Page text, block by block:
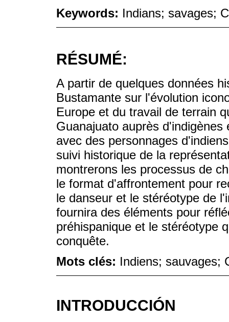
Keywords: Indians; savages;
RÉSUMÉ:
A partir de quelques données
Bustamante sur l'évolution
Europe et du travail de terrain
Guanajuato auprès
avec des personnages
suivi historique de la
montrerons les processus de
le format d'affrontement pour
le danseur et le stéréotype de
fournira des éléments pour
préhispanique et le stéréotype
conquête.
Mots clés: Indiens; sauvages;
INTRODUCCIÓN